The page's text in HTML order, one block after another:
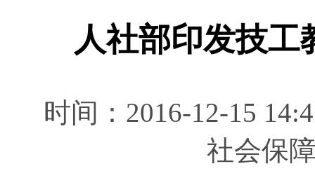
人社部印发技工
时间：2016-12-15
社会保